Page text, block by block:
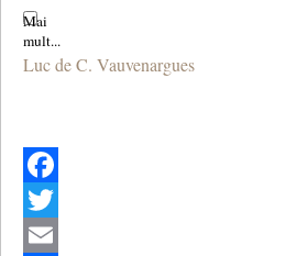
Luc de C. Vauvenargues
Facebook
Twitter